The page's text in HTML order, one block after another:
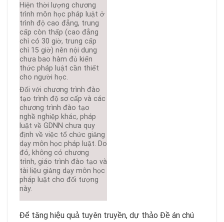
Hiện thời lượng chương
trình môn học pháp luật ở
trình độ cao đẳng, trung
cấp còn thấp (cao đẳng
chỉ có 30 giờ, trung cấp
chỉ 15 giờ) nên nội dung
chưa bao hàm đủ kiến
thức pháp luật cần thiết
cho người học.
Đối với chương trình đào
tạo trình độ sơ cấp và các
chương trình đào tạo
nghề nghiệp khác, pháp
luật về GDNN chưa quy
định về việc tổ chức giảng
dạy môn học pháp luật. Do
đó, không có chương
trình, giáo trình đào tạo và
tài liệu giảng dạy môn học
pháp luật cho đối tượng
này.
Để tăng hiệu quả tuyên truyền, dự thảo Đề án chú